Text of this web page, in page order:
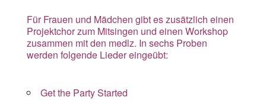
Für Frauen und Mädchen gibt es zusätzlich einen
Projektchor zum Mitsingen und einen Workshop
zusammen mit den medlz. In sechs Proben
werden folgende Lieder eingeübt:
Get the Party Started